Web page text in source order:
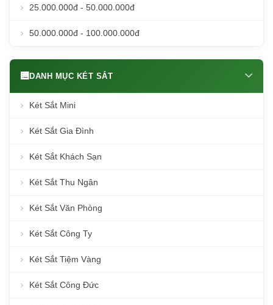
25.000.000đ - 50.000.000đ
50.000.000đ - 100.000.000đ
DANH MỤC KÉT SẮT
Két Sắt Mini
Két Sắt Gia Đình
Két Sắt Khách Sạn
Két Sắt Thu Ngân
Két Sắt Văn Phòng
Két Sắt Công Ty
Két Sắt Tiệm Vàng
Két Sắt Công Đức